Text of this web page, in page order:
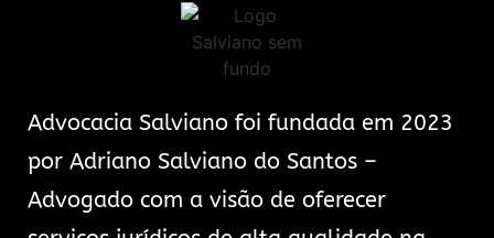
Advocacia Salviano foi fundada em 2023
por Adriano Salviano do Santos –
Advogado com a visão de oferecer